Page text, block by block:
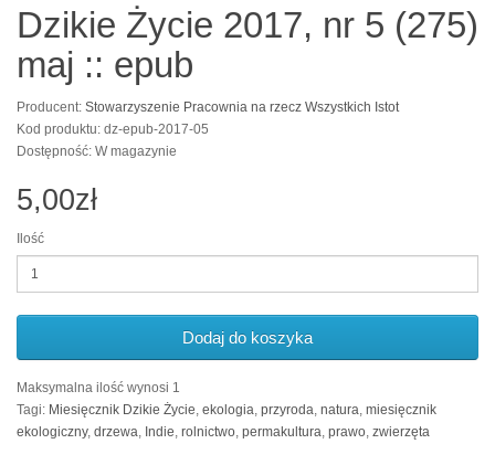
Dzikie Życie 2017, nr 5 (275)
maj :: epub
Producent: Stowarzyszenie Pracownia na rzecz Wszystkich Istot
Kod produktu: dz-epub-2017-05
Dostępność: W magazynie
5,00zł
Ilość
Dodaj do koszyka
Maksymalna ilość wynosi 1
Tagi: Miesięcznik Dzikie Życie, ekologia, przyroda, natura, miesięcznik
ekologiczny, drzewa, Indie, rolnictwo, permakultura, prawo, zwierzęta